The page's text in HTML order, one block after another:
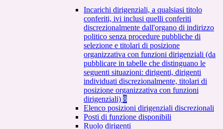
Incarichi dirigenziali, a qualsiasi titolo
conferiti, ivi inclusi quelli conferiti
discrezionalmente dall'organo di indirizzo
politico senza procedure pubbliche di
selezione e titolari di posizione
organizzativa con funzioni dirigenziali (da
pubblicare in tabelle che distinguano le
seguenti situazioni: dirigenti, dirigenti
individuati discrezionalmente, titolari di
posizione organizzativa con funzioni
dirigenziali) 8
Elenco posizioni dirigenziali discrezionali
Posti di funzione disponibili
Ruolo dirigenti